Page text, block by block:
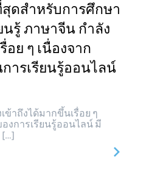
ดสำหรับการศึกษา
รู้ ภาษาจีน กำลัง
อย ๆ เนื่องจาก
ารเรียนรู้ออนไลน์
ข้าถึงได้มากขึ้นเรื่อย ๆ
งการเรียนรู้ออนไลน์ มี
[…]